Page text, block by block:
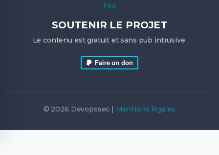
Faq
SOUTENIR LE PROJET
Le contenu est gratuit et sans pub intrusive.
Faire un don
© 2026 Devopssec | Mentions légales